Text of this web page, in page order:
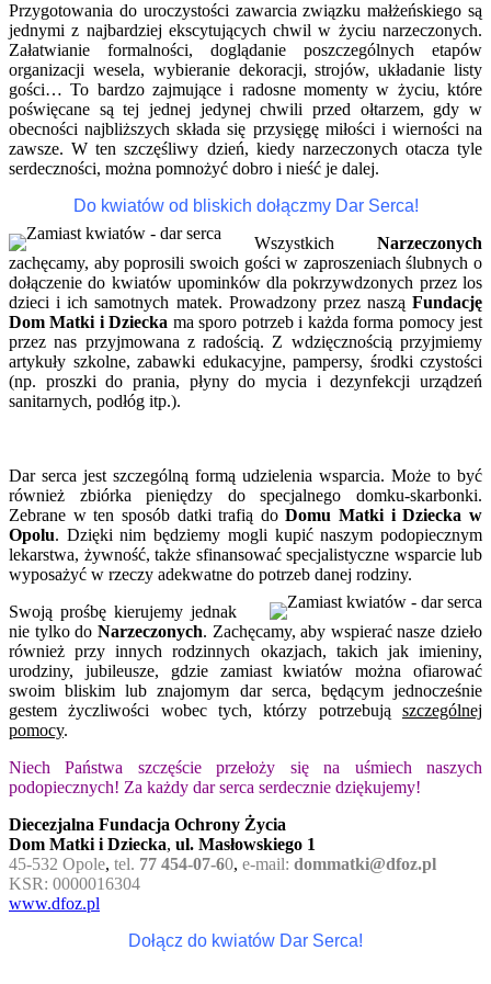
Przygotowania do uroczystości zawarcia związku małżeńskiego są
jednymi z najbardziej ekscytujących chwil w życiu narzeczonych.
Załatwianie formalności, doglądanie poszczególnych etapów
organizacji wesela, wybieranie dekoracji, strojów, układanie listy
gości… To bardzo zajmujące i radosne momenty w życiu, które
poświęcane są tej jednej jedynej chwili przed ołtarzem, gdy w
obecności najbliższych składa się przysięgę miłości i wierności na
zawsze. W ten szczęśliwy dzień, kiedy narzeczonych otacza tyle
serdeczności, można pomnożyć dobro i nieść je dalej.
Do kwiatów od bliskich dołączmy Dar Serca!
Wszystkich Narzeczonych
zachęcamy, aby poprosili swoich gości w zaproszeniach ślubnych o
dołączenie do kwiatów upominków dla pokrzywdzonych przez los
dzieci i ich samotnych matek. Prowadzony przez naszą Fundację
Dom Matki i Dziecka ma sporo potrzeb i każda forma pomocy jest
przez nas przyjmowana z radością. Z wdzięcznością przyjmiemy
artykuły szkolne, zabawki edukacyjne, pampersy, środki czystości
(np. proszki do prania, płyny do mycia i dezynfekcji urządzeń
sanitarnych, podłóg itp.).
Dar serca jest szczególną formą udzielenia wsparcia. Może to być
również zbiórka pieniędzy do specjalnego domku-skarbonki.
Zebrane w ten sposób datki trafią doDomu Matki i Dziecka w
Opolu. Dzięki nim będziemy mogli kupić naszym podopiecznym
lekarstwa, żywność, także sfinansować specjalistyczne wsparcie lub
wyposażyć w rzeczy adekwatne do potrzeb danej rodziny.
Swoją prośbę kierujemy jednak
nie tylko do Narzeczonych. Zachęcamy, aby wspierać nasze dzieło
również przy innych rodzinnych okazjach, takich jak imieniny,
urodziny, jubileusze, gdzie zamiast kwiatów można ofiarować
swoim bliskim lub znajomym dar serca, będącym jednocześnie
gestem życzliwości wobec tych, którzy potrzebują szczególnej
pomocy.
Niech Państwa szczęście przełoży się na uśmiech naszych
podopiecznych! Za każdy dar serca serdecznie dziękujemy!
Diecezjalna Fundacja Ochrony Życia
Dom Matki i Dziecka, ul. Masłowskiego 1
45-532 Opole, tel. 77 454-07-60, e-mail: dommatki@dfoz.pl
KSR: 0000016304
www.dfoz.pl
Dołącz do kwiatów Dar Serca!